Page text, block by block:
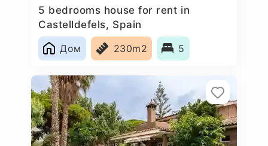
5 bedrooms house for rent in
Castelldefels, Spain
Дом
230m2 5